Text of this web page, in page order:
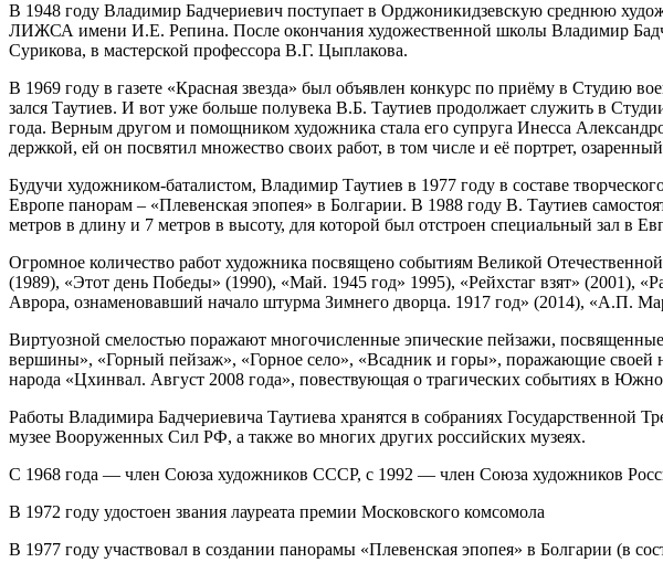
В 1948 году Владимир Бадчериевич посту­па­ет в Орджоникидзевскую сред­нюю
ЛИЖСА име­ни И.Е. Репина. После окон­ча­ния худо­же­ствен­ной шко­лы Владимир
Сурикова, в мастер­ской про­фес­со­ра В.Г. Цыплакова.
В 1969 году в газе­те «Красная звез­да» был объ­яв­лен кон­курс по при­ё­му в Студию
зал­ся Таутиев. И вот уже боль­ше полу­ве­ка В.Б. Таутиев про­дол­жа­ет слу­жить в
года. Верным дру­гом и помощ­ни­ком худож­ни­ка ста­ла его супру­га Инесса
держ­кой, ей он посвя­тил мно­же­ство сво­их работ, в том чис­ле и её порт­рет, оза­рен­ный
Будучи худож­ни­ком-бата­ли­стом, Владимир Таутиев в 1977 году в соста­ве
Европе пано­рам – «Плевенская эпо­пея» в Болгарии. В 1988 году В. Таутиев
мет­ров в дли­ну и 7 мет­ров в высо­ту, для кото­рой был отстро­ен спе­ци­аль­ный зал в
Огромное коли­че­ство работ худож­ни­ка посвя­ще­но собы­ти­ям Великой
(1989), «Этот день Победы» (1990), «Май. 1945 год» 1995), «Рейхстаг взят» (2001),
Аврора, озна­ме­но­вав­ший нача­ло штур­ма Зимнего двор­ца. 1917 год» (2014), «А.П.
Виртуозной сме­ло­стью пора­жа­ют мно­го­чис­лен­ные эпи­че­ские пей­за­жи,
вер­ши­ны», «Горный пей­заж», «Горное село», «Всадник и горы», пора­жа­ю­щие сво­ей
наро­да «Цхинвал. Август 2008 года», повест­ву­ю­щая о тра­ги­че­ских собы­ти­ях в
Работы Владимира Бадчериевича Таутиева хра­нят­ся в собра­ни­ях Государственной
музее Вооруженных Сил РФ, а так­же во мно­гих дру­гих рос­сий­ских музеях.
С 1968 года — член Союза худож­ни­ков СССР, с 1992 — член Союза худож­ни­ков
В 1972 году удо­сто­ен зва­ния лау­ре­а­та пре­мии Московского комсомола
В 1977 году участ­во­вал в созда­нии пано­ра­мы «Плевенская эпо­пея» в Болгарии (в